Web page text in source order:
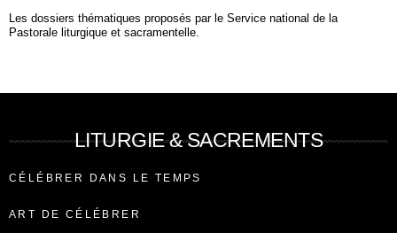
Les dossiers thématiques proposés par le Service national de la
Pastorale liturgique et sacramentelle.
LITURGIE & SACREMENTS
CÉLÉBRER DANS LE TEMPS
ART DE CÉLÉBRER